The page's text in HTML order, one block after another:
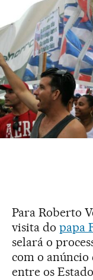
Para Roberto
visita do papa
selará o
com o anúncio
entre os